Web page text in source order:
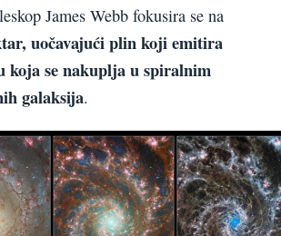
James Webb fokusira se na
uočavajući plin koji emitira
koja se nakuplja u spiralnim
galaksija.